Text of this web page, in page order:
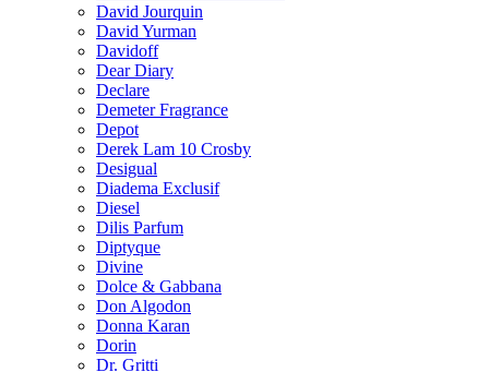
David Jourquin
David Yurman
Davidoff
Dear Diary
Declare
Demeter Fragrance
Depot
Derek Lam 10 Crosby
Desigual
Diadema Exclusif
Diesel
Dilis Parfum
Diptyque
Divine
Dolce & Gabbana
Don Algodon
Donna Karan
Dorin
Dr. Gritti